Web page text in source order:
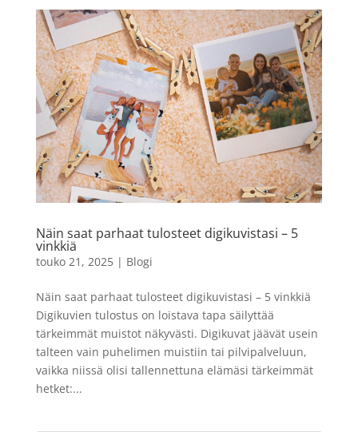
Näin saat parhaat tulosteet digikuvistasi – 5
vinkkiä
touko 21, 2025| Blogi
Näin saat parhaat tulosteet digikuvistasi – 5 vinkkiä
Digikuvien tulostus on loistava tapa säilyttää
tärkeimmät muistot näkyvästi. Digikuvat jäävät usein
talteen vain puhelimen muistiin tai pilvipalveluun,
vaikka niissä olisi tallennettuna elämäsi tärkeimmät
hetket:...